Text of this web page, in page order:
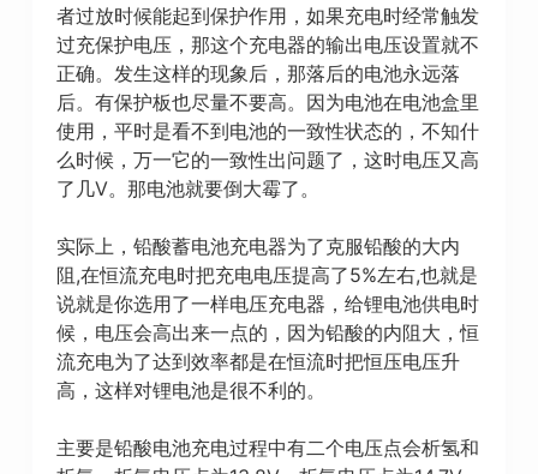
者过放时候能起到保护作用，如果充电时经常触发
过充保护电压，那这个充电器的输出电压设置就不
正确。发生这样的现象后，那落后的电池永远落
后。有保护板也尽量不要高。因为电池在电池盒里
使用，平时是看不到电池的一致性状态的，不知什
么时候，万一它的一致性出问题了，这时电压又高
了几V。那电池就要倒大霉了。
实际上，铅酸蓄电池充电器为了克服铅酸的大内
阻,在恒流充电时把充电电压提高了5%左右,也就是
说就是你选用了一样电压充电器，给锂电池供电时
候，电压会高出来一点的，因为铅酸的内阻大，恒
流充电为了达到效率都是在恒流时把恒压电压升
高，这样对锂电池是很不利的。
主要是铅酸电池充电过程中有二个电压点会析氢和